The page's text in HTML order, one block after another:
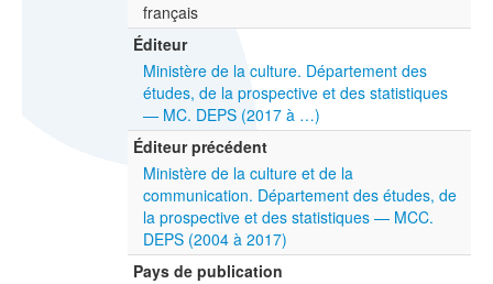
français
Éditeur
Ministère de la culture. Département des
études, de la prospective et des statistiques
— MC. DEPS (2017 à …)
Éditeur précédent
Ministère de la culture et de la
communication. Département des études, de
la prospective et des statistiques — MCC.
DEPS (2004 à 2017)
Pays de publication